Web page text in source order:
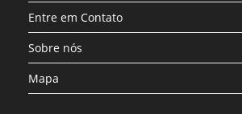
Entre em Contato
Sobre nós
Mapa